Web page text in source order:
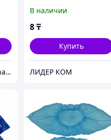
KagazSnab ИП "Z&ShahSam"
В наличии
8₸
Купить
ЛИДЕР КОМ